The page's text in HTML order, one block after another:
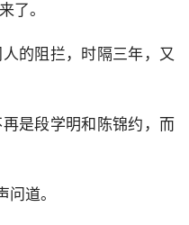
了。
的阻拦，时隔三年，又
是段学明和陈锦约，而
道。